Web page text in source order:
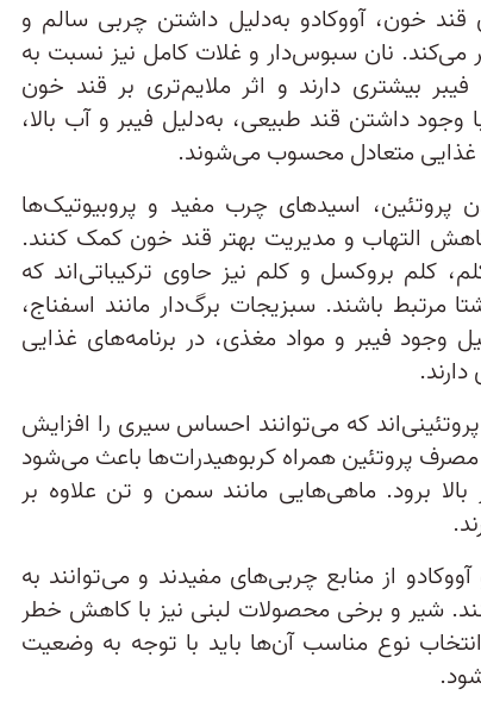
قند خون، آووکادو به‌دلیل داشتن چربی سالم و
می‌کند. نان سبوس‌دار و غلات کامل نیز نسبت به
بیشتری دارند و اثر ملایم‌تری بر قند خون
داشتن قند طبیعی، به‌دلیل فیبر و آب بالا،
غذایی متعادل محسوب می‌شوند.
پروتئین، اسیدهای چرب مفید و پروبیوتیک‌ها
التهاب و مدیریت بهتر قند خون کمک کنند.
کلم بروکسل و کلم نیز حاوی ترکیباتی‌اند که
مرتبط باشند. سبزیجات برگ‌دار مانند اسفناج،
وجود فیبر و مواد مغذی، در برنامه‌های غذایی
که می‌توانند احساس سیری را افزایش
پروتئین همراه کربوهیدرات‌ها باعث می‌شود
برود. ماهی‌هایی مانند سمن و تن علاوه بر
از منابع چربی‌های مفیدند و می‌توانند به
شیر و برخی محصولات لبنی نیز با کاهش خطر
هرچند انتخاب نوع مناسب آن‌ها باید با توجه به وضعیت